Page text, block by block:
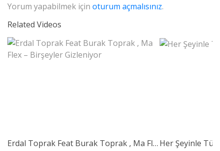
Yorum yapabilmek için oturum açmalısınız.
Related Videos
Erdal Toprak Feat Burak Toprak , Ma Flex – Birşeyler Gizleniyor Her Şeyinle